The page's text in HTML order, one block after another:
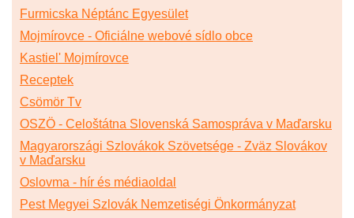
Furmicska Néptánc Egyesület
Mojmírovce - Oficiálne webové sídlo obce
Kastiel' Mojmírovce
Receptek
Csömör Tv
OSZÖ - Celoštátna Slovenská Samospráva v Maďarsku
Magyarországi Szlovákok Szövetsége - Zväz Slovákov
v Maďarsku
Oslovma - hír és médiaoldal
Pest Megyei Szlovák Nemzetiségi Önkormányzat